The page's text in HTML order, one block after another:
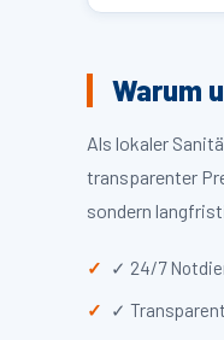
Warum
Als lokaler
transparenter
sondern
✓ 24/7
✓